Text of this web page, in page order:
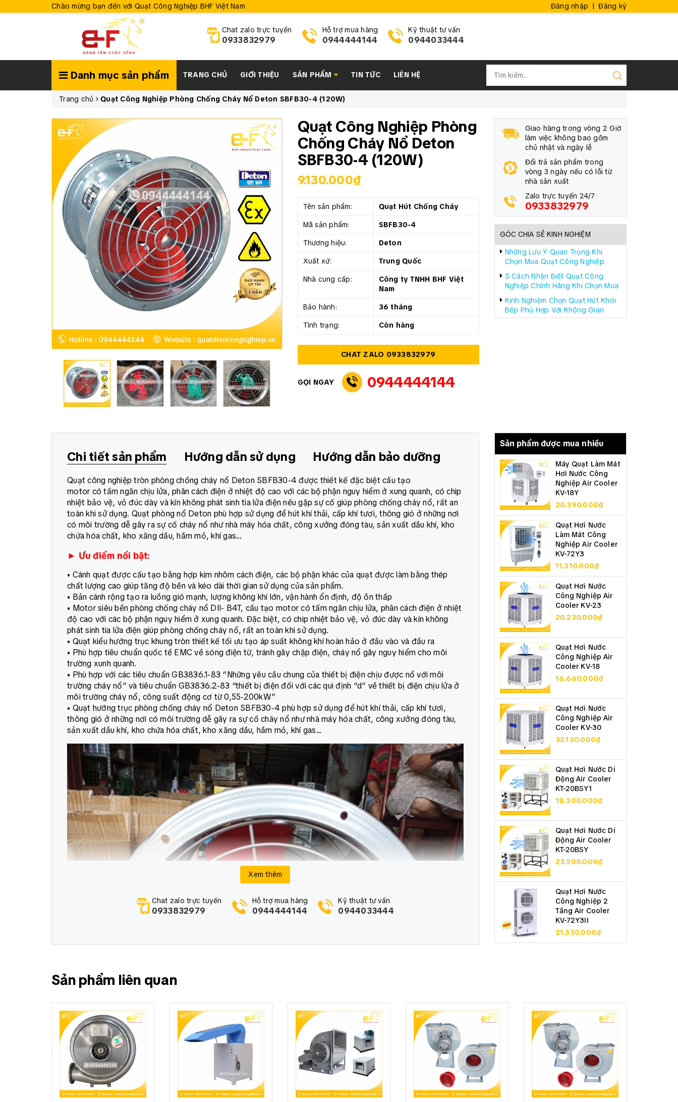
Chào mừng bạn đến với Quạt Công Nghiệp BHF Việt Nam Đăng nhập | Đăng ký
Chat zalo trực tuyến
0933832979
Hỗ trợ mua hàng
0944444144
Kỹ thuật tư vấn
0944033444
Danh mục sản phẩm TRANG CHỦ GIỚI THIỆU SẢN PHẨM TIN TỨC LIÊN HỆ
Trang chủ Quạt Công Nghiệp Phòng Chống Cháy Nổ Deton SBFB30-4 (120W)
Quạt Công Nghiệp Phòng
Chống Cháy Nổ Deton
SBFB30-4 (120W)
9.130.000₫
Tên sản phẩm:
Quạt Hút Chống Cháy
Mã sản phẩm:
SBFB30-4
Thương hiệu:
Deton
Xuất xứ:
Trung Quốc
Nhà cung cấp:
Công ty TNHH BHF Việt
Nam
Bảo hành:
36 tháng
Tình trạng:
Còn hàng
CHAT ZALO 0933832979
GỌI NGAY 0944444144
Giao hàng trong vòng 2 Giờ
làm việc không bao gồm
chủ nhật và ngày lễ
Đổi trả sản phẩm trong
vòng 3 ngày nếu có lỗi từ
nhà sản xuất
Zalo trực tuyến 24/7
0933832979
GÓC CHIA SẺ KINH NGHIỆM
Những Lưu Ý Quan Trọng Khi
Chọn Mua Quạt Công Nghiệp
5 Cách Nhận Biết Quạt Công
Nghiệp Chính Hãng Khi Chọn Mua
Kinh Nghiệm Chọn Quạt Hút Khói
Bếp Phù Hợp Với Không Gian
Chi tiết sản phẩm Hướng dẫn sử dụng Hướng dẫn bảo dưỡng
Quạt công nghiệp tròn phòng chống cháy nổ Deton SBFB30-4 được thiết kế đặc biệt cấu tạo
motor có tấm ngăn chịu lửa, phân cách điện ở nhiệt độ cao với các bộ phận nguy hiểm ở xung quanh, có chip
nhiệt bảo vệ, vỏ đúc dày và kín không phát sinh tia lửa điện nếu gặp sự cố giúp phòng chống cháy nổ, rất an
toàn khi sử dụng. Quạt phòng nổ Deton phù hợp sử dụng để hút khí thải, cấp khí tươi, thông gió ở những nơi
có môi trường dễ gây ra sự cố cháy nổ như nhà máy hóa chất, công xưởng đóng tàu, sản xuất dầu khí, kho
chứa hóa chất, kho xăng dầu, hầm mỏ, khí gas...
► Ưu điểm nổi bật:
• Cánh quạt được cấu tạo bằng hợp kim nhôm cách điện, các bộ phận khác của quạt được làm bằng thép
chất lượng cao giúp tăng độ bền và kéo dài thời gian sử dụng của sản phẩm.
• Bản cánh rộng tạo ra luồng gió mạnh, lượng không khí lớn, vận hành ổn định, độ ồn thấp
• Motor siêu bền phòng chống cháy nổ DII- B4T, cấu tạo motor có tấm ngăn chịu lửa, phân cách điện ở nhiệt
độ cao với các bộ phận nguy hiểm ở xung quanh. Đặc biệt, có chip nhiệt bảo vệ, vỏ đúc dày và kín không
phát sinh tia lửa điện giúp phòng chống cháy nổ, rất an toàn khi sử dụng.
• Quạt kiểu hướng trục khung tròn thiết kế tối ưu tạo áp suất không khí hoàn hảo ở đầu vào và đầu ra
• Phù hợp tiêu chuẩn quốc tế EMC về sóng điện từ, tránh gây chập điện, cháy nổ gây nguy hiểm cho môi
trường xunh quanh.
• Phù hợp với các tiêu chuẩn GB3836.1-83 “Những yêu cầu chung của thiết bị điện chịu được nổ với môi
trường cháy nổ” và tiêu chuẩn GB3836.2-83 “thiết bị điện đối với các qui định “d” về thiết bị điện chịu lửa ở
môi trường cháy nổ, công suất động cơ từ 0,55-200kW”
• Quạt hướng trục phòng chống cháy nổ Deton SBFB30-4 phù hợp sử dụng để hút khí thải, cấp khí tươi,
thông gió ở những nơi có môi trường dễ gây ra sự cố cháy nổ như nhà máy hóa chất, công xưởng đóng tàu,
sản xuất dầu khí, kho chứa hóa chất, kho xăng dầu, hầm mỏ, khí gas...
Xem thêm
Chat zalo trực tuyến
0933832979
Hỗ trợ mua hàng
0944444144
Kỹ thuật tư vấn
0944033444
Sản phẩm được mua nhiều
Máy Quạt Làm Mát
Hơi Nước Công
Nghiệp Air Cooler
KV-18Y
20.390.000₫
Quạt Hơi Nước
Làm Mát Công
Nghiệp Air Cooler
KV-72Y3
11.310.000₫
Quạt Hơi Nước
Công Nghiệp Air
Cooler KV-23
20.230.000₫
Quạt Hơi Nước
Công Nghiệp Air
Cooler KV-18
16.660.000₫
Quạt Hơi Nước
Công Nghiệp Air
Cooler KV-30
32.130.000₫
Quạt Hơi Nước Di
Động Air Cooler
KT-20BSY1
18.500.000₫
Quạt Hơi Nước Di
Động Air Cooler
KT-20BSY
23.500.000₫
Quạt Hơi Nước
Công Nghiệp 2
Tầng Air Cooler
KV-72Y3II
21.530.000₫
Sản phẩm liên quan